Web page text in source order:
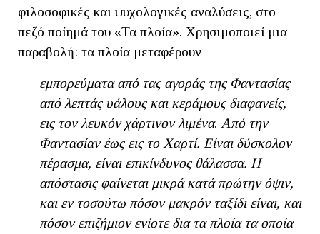
φιλοσοφικές και ψυχολογικές αναλύσεις, στο
πεζό ποίημά του «Τα πλοία». Χρησιμοποιεί μια
παραβολή: τα πλοία μεταφέρουν
εμπορεύματα από τας αγοράς της Φαντασίας
από λεπτάς υάλους και κεράμους διαφανείς,
εις τον λευκόν χάρτινον λιμένα. Aπό την
Φαντασίαν έως εις το Xαρτί. Eίναι δύσκολον
πέρασμα, είναι επικίνδυνος θάλασσα. H
απόστασις φαίνεται μικρά κατά πρώτην όψιν,
και εν τοσούτω πόσον μακρόν ταξίδι είναι, και
πόσον επιζήμιον ενίοτε δια τα πλοία τα οποία